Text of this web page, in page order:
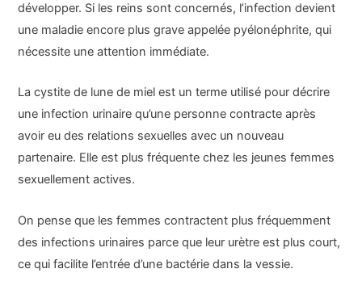
développer. Si les reins sont concernés, l’infection devient
une maladie encore plus grave appelée pyélonéphrite, qui
nécessite une attention immédiate.
La cystite de lune de miel est un terme utilisé pour décrire
une infection urinaire qu’une personne contracte après
avoir eu des relations sexuelles avec un nouveau
partenaire. Elle est plus fréquente chez les jeunes femmes
sexuellement actives.
On pense que les femmes contractent plus fréquemment
des infections urinaires parce que leur urètre est plus court,
ce qui facilite l’entrée d’une bactérie dans la vessie.